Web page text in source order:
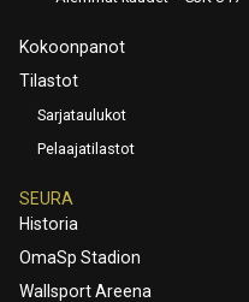
Kokoonpanot
Tilastot
Sarjataulukot
Pelaajatilastot
SEURA
Historia
OmaSp Stadion
Wallsport Areena